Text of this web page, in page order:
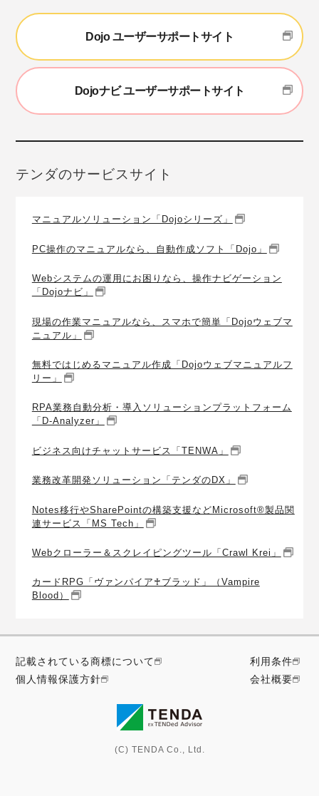
Dojo ユーザーサポートサイト
Dojoナビ ユーザーサポートサイト
テンダのサービスサイト
マニュアルソリューション「Dojoシリーズ」
PC操作のマニュアルなら、自動作成ソフト「Dojo」
Webシステムの運用にお困りなら、操作ナビゲーション
「Dojoナビ」
現場の作業マニュアルなら、スマホで簡単「Dojoウェブマ
ニュアル」
無料ではじめるマニュアル作成「Dojoウェブマニュアルフ
リー」
RPA業務自動分析・導入ソリューションプラットフォーム
「D-Analyzer」
ビジネス向けチャットサービス「TENWA」
業務改革開発ソリューション「テンダのDX」
Notes移行やSharePointの構築支援などMicrosoft®製品関
連サービス「MS Tech」
Webクローラー＆スクレイピングツール「Crawl Krei」
カードRPG「ヴァンパイア♰ブラッド」（Vampire
Blood）
(C) TENDA Co., Ltd.
記載されている商標について
利用条件
個人情報保護方針
会社概要